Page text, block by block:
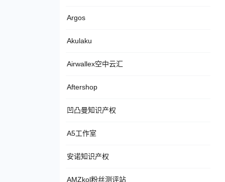
Argos
Akulaku
Airwallex空中云汇
Aftershop
凹凸曼知识产权
A5工作室
安诺知识产权
AMZkol粉丝测评站